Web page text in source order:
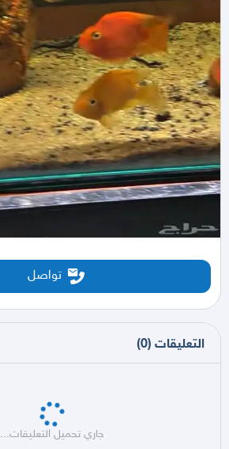
تواصل
التعليقات (
0
)
جاري تحميل التعليقات...